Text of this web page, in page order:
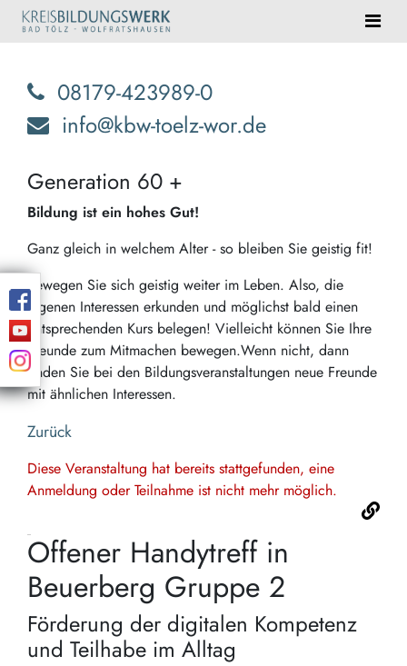
08179-423989-0
info@kbw-toelz-wor.de
Generation 60 +
Bildung ist ein hohes Gut!
Ganz gleich in welchem Alter - so bleiben Sie geistig fit!
Bewegen Sie sich geistig weiter im Leben. Also, die
eigenen Interessen erkunden und möglichst bald einen
entsprechenden Kurs belegen! Vielleicht können Sie Ihre
Freunde zum Mitmachen bewegen.Wenn nicht, dann
finden Sie bei den Bildungsveranstaltungen neue Freunde
mit ähnlichen Interessen.
Zurück
Diese Veranstaltung hat bereits stattgefunden, eine
Anmeldung oder Teilnahme ist nicht mehr möglich.
Offener Handytreff in
Beuerberg Gruppe 2
Förderung der digitalen Kompetenz
und Teilhabe im Alltag